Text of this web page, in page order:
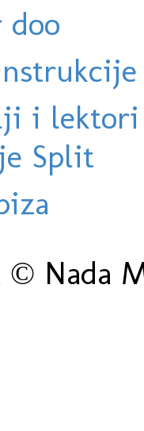
doo
i
Split
Nada